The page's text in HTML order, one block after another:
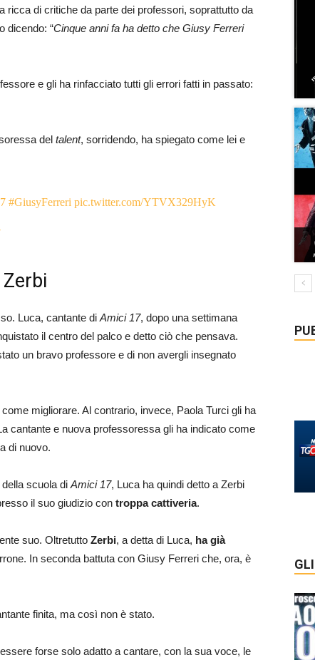
ricca di critiche da parte dei professori, soprattutto da
dicendo: “Cinque anni fa ha detto che Giusy Ferreri
e gli ha rinfacciato tutti gli errori fatti in passato:
del talent, sorridendo, ha spiegato come lei e
#GiusyFerreri pic.twitter.com/YTVX329HyK
Luca, cantante di Amici 17, dopo una settimana
il centro del palco e detto ciò che pensava.
un bravo professore e di non avergli insegnato
migliorare. Al contrario, invece, Paola Turci gli ha
cantante e nuova professoressa gli ha indicato come
di nuovo.
scuola di Amici 17, Luca ha quindi detto a Zerbi
il suo giudizio con troppa cattiveria.
suo. Oltretutto Zerbi, a detta di Luca, ha già
In seconda battuta con Giusy Ferreri che, ora, è
finita, ma così non è stato.
forse solo adatto a cantare, con la sua voce, le